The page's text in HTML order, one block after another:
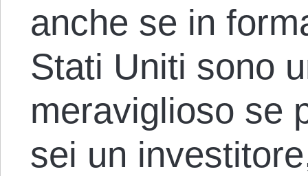
anche se in
Stati Uniti sono
meraviglioso se
sei un